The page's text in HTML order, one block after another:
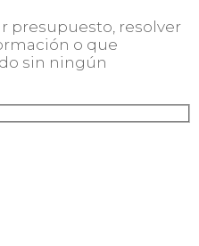
presupuesto, resolver
o que
sin ningún